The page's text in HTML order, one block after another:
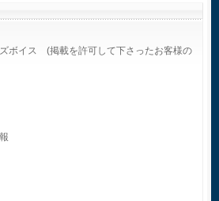
ボイス (掲載を許可して下さったお客様の